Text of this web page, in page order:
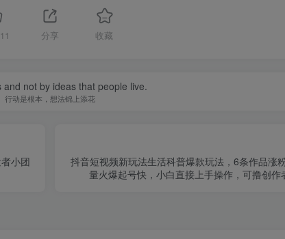
11 分享 收藏
and not by ideas that people live.
行动是根本，想法锦上添花
小团
抖音短视频新玩法生活科普爆款玩法，6条作品涨
量火爆起号快，小白直接上手操作，可撸创作